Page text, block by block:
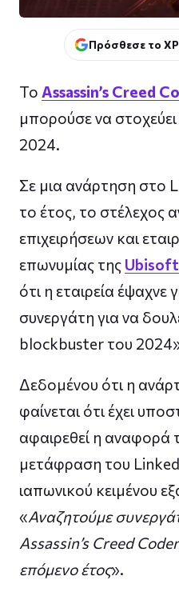
Πρόσθεσε το
Το Assassin’s Creed
μπορούσε να
2024.
Σε μια ανάρτηση στο
το έτος, το στέλεχος
επιχειρήσεων και
επωνυμίας της Ubisoft
ότι η εταιρεία έψαχνε
συνεργάτη για να
blockbuster του
Δεδομένου ότι η
φαίνεται ότι έχει
αφαιρεθεί η αναφορά
μετάφραση του
ιαπωνικού κειμένου
«Αναζητούμε
Assassin’s Creed
επόμενο έτος».